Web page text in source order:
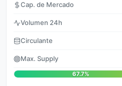
Cap. de Mercado
Volumen 24h
Circulante
Max. Supply
67.7%